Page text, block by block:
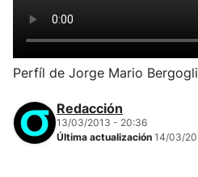
Perfíl de Jorge Mario
Redacción
13/03/2013 - 20:36
Última actualización 14/03/